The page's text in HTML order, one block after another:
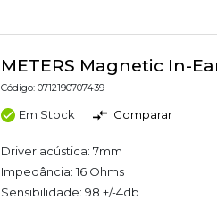
METERS Magnetic In-
Código: 0712190707439
Em Stock Comparar
Driver acústica: 7mm
Impedância: 16 Ohms
Sensibilidade: 98 +/-4db